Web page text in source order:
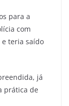
para a
com
e teria saído
já
prática de